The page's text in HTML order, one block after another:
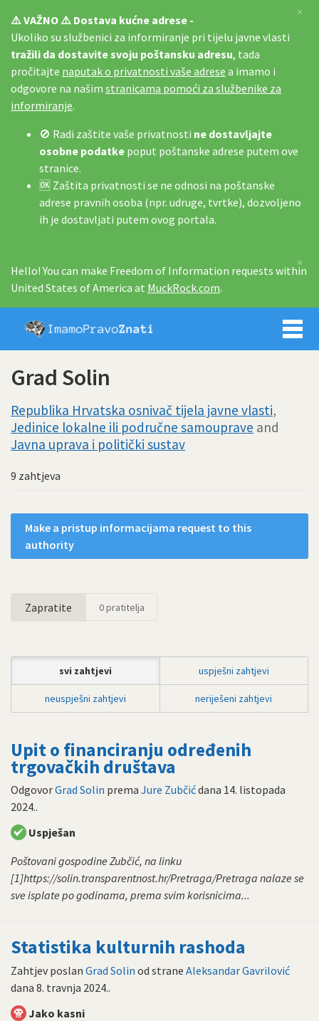
⚠️ VAŽNO ⚠️ Dostava kućne adrese -
Ukoliko su službenici za informiranje pri tijelu javne vlasti
tražili da dostavite svoju poštansku adresu, tada
pročitajte naputak o privatnosti vaše adrese a imamo i
odgovore na našim stranicama pomoći za službenike za
informiranje.
🚫 Radi zaštite vaše privatnosti ne dostavljajte
osobne podatke poput poštanske adrese putem ove
stranice.
🆗 Zaštita privatnosti se ne odnosi na poštanske
adrese pravnih osoba (npr. udruge, tvrtke), dozvoljeno
ih je dostavljati putem ovog portala.
×
Hello! You can make Freedom of Information requests within
United States of America at MuckRock.com.
×
Imamo
Grad Solin
Republika Hrvatska osnivač tijela javne vlasti,
Jedinice lokalne ili područne samouprave and
Javna uprava i politički sustav
9 zahtjeva
Make a pristup informacijama request to this
authority
Zapratite 0pratitelja
svi zahtjevi uspješni zahtjevi
neuspješni zahtjevi neriješeni zahtjevi
Upit o financiranju određenih
trgovačkih društava
OdgovorGrad Solin prema Jure Zubčićdana 14. listopada
2024..
Uspješan
Poštovani gospodine Zubčić, na linku
[1]https://solin.transparentnost.hr/Pretraga/Pretraga nalaze se
sve isplate po godinama, prema svim korisnicima...
Statistika kulturnih rashoda
Zahtjev poslan Grad Solin od strane Aleksandar Gavrilović
dana 8. travnja 2024..
Jako kasni